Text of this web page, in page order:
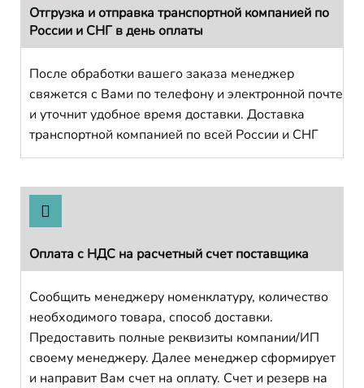
Отгрузка и отправка транспортной компанией по
России и СНГ в день оплаты
После обработки вашего заказа менеджер
свяжется с Вами по телефону и электронной почте
и уточнит удобное время доставки. Доставка
транспортной компанией по всей России и СНГ
Оплата с НДС на расчетный счет поставщика
Сообщить менеджеру номенклатуру, количество
необходимого товара, способ доставки.
Предоставить полные реквизиты компании/ИП
своему менеджеру. Далее менеджер сформирует
и направит Вам счет на оплату. Счет и резерв на